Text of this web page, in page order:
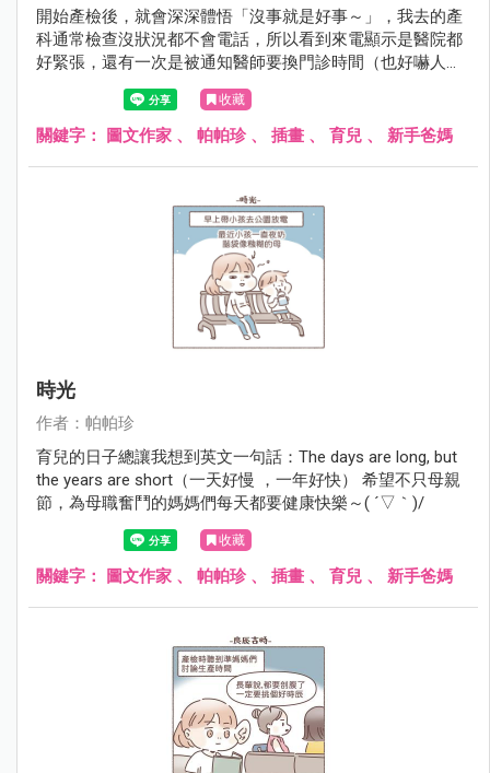
開始產檢後，就會深深體悟「沒事就是好事～」，我去的產
科通常檢查沒狀況都不會電話，所以看到來電顯示是醫院都
好緊張，還有一次是被通知醫師要換門診時間（也好嚇人
啊！）現在網路太方便，會查到很多準爸媽分享許多虛驚一
場的檢查報告 （通常第一次檢查異常,會再被要求第二次更精
細的檢查），或真的有狀況的......看了都會跟著很難過 (｡･
收藏
關鍵字： 圖文作家 、 帕帕珍、 插畫 、 育兒 、 新手爸媽
時光
作者：帕帕珍
育兒的日子總讓我想到英文一句話：The days are long, but
the years are short（一天好慢 ，一年好快） 希望不只母親
節，為母職奮鬥的媽媽們每天都要健康快樂～( ´▽｀)/
收藏
關鍵字： 圖文作家 、 帕帕珍、 插畫 、 育兒 、 新手爸媽